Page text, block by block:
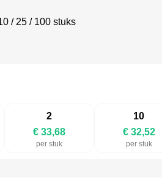
/ 25 / 100 stuks
2
€ 33,68
per stuk
10
€ 32,52
per stuk